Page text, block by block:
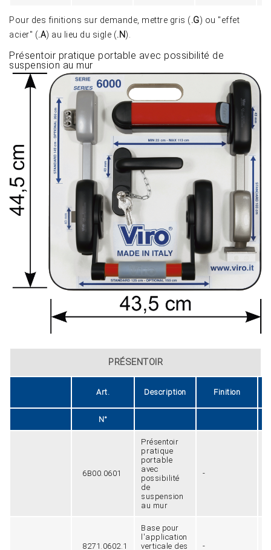
Pour des finitions sur demande, mettre gris (.G) ou "effet
acier" (.A) au lieu du sigle (.N).
Présentoir pratique portable avec possibilité de
suspension au mur
PRÉSENTOIR
Art. Description Finition
N°
6B00.0601
Présentoir
pratique
portable
avec
possibilité
de
suspension
au mur
-
8271.0602.1
Base pour
l'application
verticale des
-